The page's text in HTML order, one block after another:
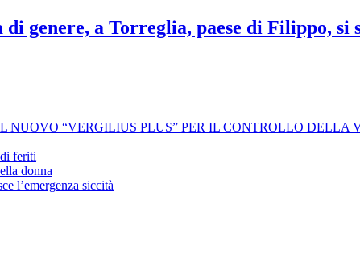
genere, a Torreglia, paese di Filippo,
NUOVO “VERGILIUS PLUS” PER IL CONTROLLO DELLA
feriti
donna
l’emergenza siccità